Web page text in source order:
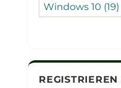
Windows 10 (19)